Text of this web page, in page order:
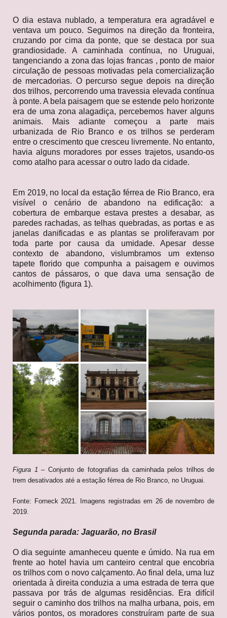
O dia estava nublado, a temperatura era agradável e
ventava um pouco. Seguimos na direção da fronteira,
cruzando por cima da ponte, que se destaca por sua
grandiosidade. A caminhada contínua, no Uruguai,
tangenciando a zona das lojas francas , ponto de maior
circulação de pessoas motivadas pela comercialização
de mercadorias. O percurso segue depois na direção
dos trilhos, percorrendo uma travessia elevada contínua
à ponte. A bela paisagem que se estende pelo horizonte
era de uma zona alagadiça, percebemos haver alguns
animais. Mais adiante começou a parte mais
urbanizada de Rio Branco e os trilhos se perderam
entre o crescimento que cresceu livremente. No entanto,
havia alguns moradores por esses trajetos, usando-os
como atalho para acessar o outro lado da cidade.
Em 2019, no local da estação férrea de Rio Branco, era
visível o cenário de abandono na edificação: a
cobertura de embarque estava prestes a desabar, as
paredes rachadas, as telhas quebradas, as portas e as
janelas danificadas e as plantas se proliferavam por
toda parte por causa da umidade. Apesar desse
contexto de abandono, vislumbramos um extenso
tapete florido que compunha a paisagem e ouvimos
cantos de pássaros, o que dava uma sensação de
acolhimento (figura 1).
Figura 1 – Conjunto de fotografias da caminhada pelos trilhos de
trem desativados até a estação férrea de Rio Branco, no Uruguai.
Fonte: Forneck 2021. Imagens registradas em 26 de novembro de
2019.
Segunda parada: Jaguarão, no Brasil
O dia seguinte amanheceu quente e úmido. Na rua em
frente ao hotel havia um canteiro central que encobria
os trilhos com o novo calçamento. Ao final dela, uma luz
orientada à direita conduzia a uma estrada de terra que
passava por trás de algumas residências. Era difícil
seguir o caminho dos trilhos na malha urbana, pois, em
vários pontos, os moradores construíram parte de sua